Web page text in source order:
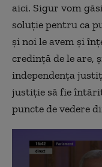
aici. Sigur vom
soluție pentru ca
și noi le avem și
credință de le are,
independența
justiție să fie
puncte de vedere